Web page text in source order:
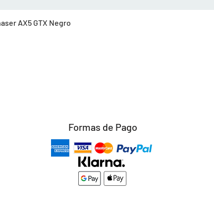
AX5 GTX Negro
Formas de Pago